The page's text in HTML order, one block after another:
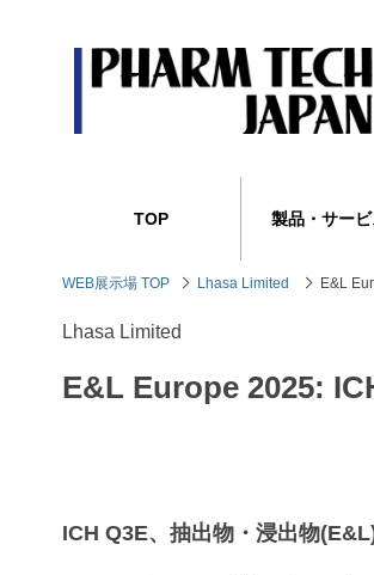
TOP 製品・サービ
WEB展示場 TOP Lhasa Limited E&L
Lhasa Limited
E&L Europe 2025:
ICH Q3E、抽出物・浸出物